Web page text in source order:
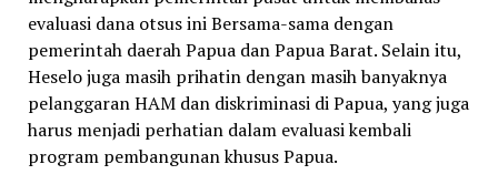
evaluasi dana otsus ini Bersama-sama dengan
pemerintah daerah Papua dan Papua Barat. Selain itu,
Heselo juga masih prihatin dengan masih banyaknya
pelanggaran HAM dan diskriminasi di Papua, yang juga
harus menjadi perhatian dalam evaluasi kembali
program pembangunan khusus Papua.